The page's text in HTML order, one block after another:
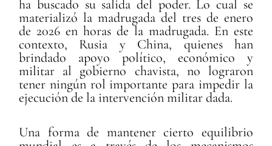
ha buscado su salida del poder. Lo cual se
materializó la madrugada del tres de enero
de 2026 en horas de la madrugada. En este
contexto, Rusia y China, quienes han
brindado apoyo político, económico y
militar al gobierno chavista, no lograron
tener ningún rol importante para impedir la
ejecución de la intervención militar dada.
Una forma de mantener cierto equilibrio